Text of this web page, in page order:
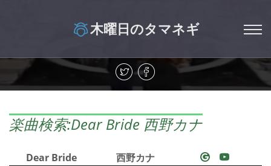
木曜日のタマネギ
楽曲検索:Dear Bride 西野カナ
Dear Bride
西野カナ